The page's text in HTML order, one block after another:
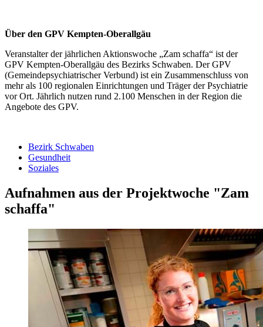
Über den GPV Kempten-Oberallgäu
Veranstalter der jährlichen Aktionswoche „Zam schaffa“ ist der
GPV Kempten-Oberallgäu des Bezirks Schwaben. Der GPV
(Gemeindepsychiatrischer Verbund) ist ein Zusammenschluss von
mehr als 100 regionalen Einrichtungen und Träger der Psychiatrie
vor Ort. Jährlich nutzen rund 2.100 Menschen in der Region die
Angebote des GPV.
Bezirk Schwaben
Gesundheit
Soziales
Aufnahmen aus der Projektwoche "Zam
schaffa"